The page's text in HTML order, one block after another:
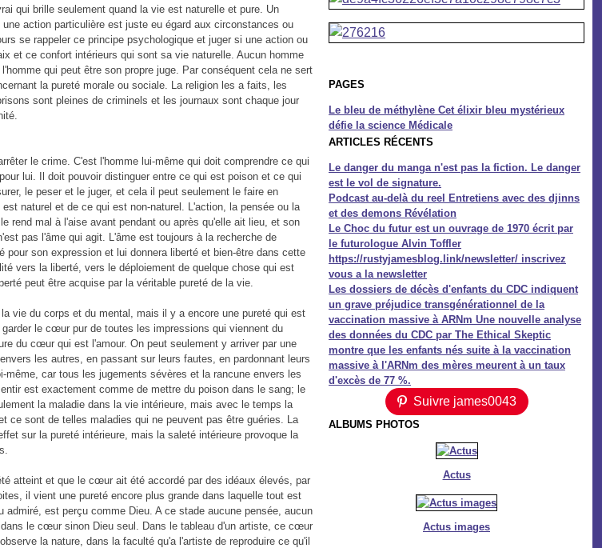
qui brille seulement quand la vie est naturelle et pure. Un
action particulière est juste eu égard aux circonstances ou
se rappeler ce principe psychologique et juger si une action ou
et ce confort intérieurs qui sont sa vie naturelle. Aucun homme
qui peut être son propre juge. Par conséquent cela ne sert
la pureté morale ou sociale. La religion les a faits, les
sont pleines de criminels et les journaux sont chaque jour
le crime. C'est l'homme lui-même qui doit comprendre ce qui
lui. Il doit pouvoir distinguer entre ce qui est poison et ce qui
le peser et le juger, et cela il peut seulement le faire en
naturel et de ce qui est non-naturel. L'action, la pensée ou la
rend mal à l'aise avant pendant ou après qu'elle ait lieu, et son
pas l'âme qui agit. L'âme est toujours à la recherche de
pour son expression et lui donnera liberté et bien-être dans cette
vers la liberté, vers le déploiement de quelque chose qui est
peut être acquise par la véritable pureté de la vie.
vie du corps et du mental, mais il y a encore une pureté qui est
le cœur pur de toutes les impressions qui viennent du
du cœur qui est l'amour. On peut seulement y arriver par une
les autres, en passant sur leurs fautes, en pardonnant leurs
même, car tous les jugements sévères et la rancune envers les
est exactement comme de mettre du poison dans le sang; le
la maladie dans la vie intérieure, mais avec le temps la
ce sont de telles maladies qui ne peuvent pas être guéries. La
sur la pureté intérieure, mais la saleté intérieure provoque la
atteint et que le cœur ait été accordé par des idéaux élevés, par
il vient une pureté encore plus grande dans laquelle tout est
est perçu comme Dieu. A ce stade aucune pensée, aucun
le cœur sinon Dieu seul. Dans le tableau d'un artiste, ce cœur
la nature, dans la faculté qu'a l'artiste de reproduire ce qu'il
PAGES
Le bleu de méthylène Cet élixir bleu mystérieux
défie la science Médicale
ARTICLES RÉCENTS
Le danger du manga n'est pas la fiction. Le danger
est le vol de signature.
Podcast au-delà du reel Entretiens avec des djinns
et des demons Révélation
Le Choc du futur est un ouvrage de 1970 écrit par
le futurologue Alvin Toffler
https://rustyjamesblog.link/newsletter/ inscrivez
vous a la newsletter
Les dossiers de décès d'enfants du CDC indiquent
un grave préjudice transgénérationnel de la
vaccination massive à ARNm Une nouvelle analyse
des données du CDC par The Ethical Skeptic
montre que les enfants nés suite à la vaccination
massive à l'ARNm des mères meurent à un taux
d'excès de 77 %.
Suivre james0043
ALBUMS PHOTOS
Actus
Actus images